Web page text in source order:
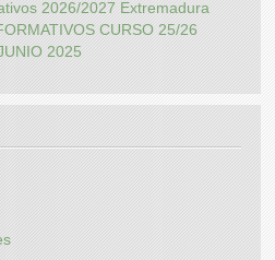
2026/2027 Extremadura
CURSO 25/26
2025